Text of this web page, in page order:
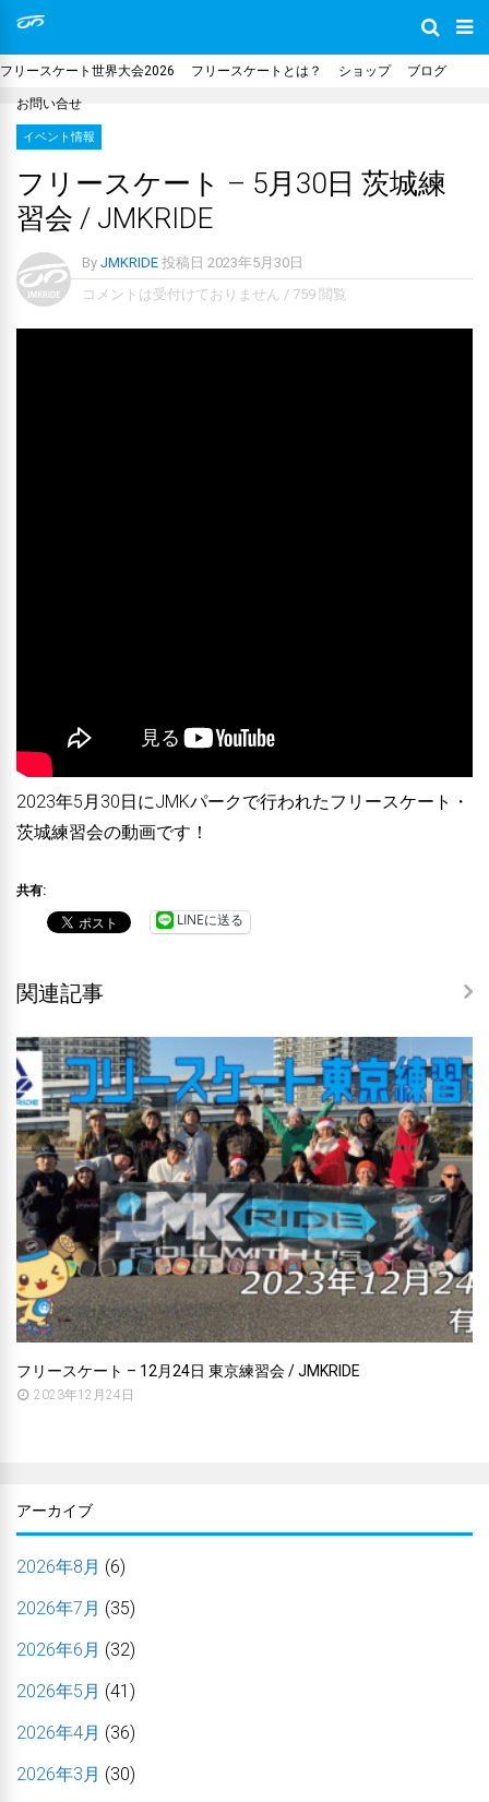
フリースケート世界大会2026 フリースケートとは？ ショップ ブログ
お問い合せ
イベント情報
フリースケート – 5月30日 茨城練
習会 / JMKRIDE
By JMKRIDE 投稿日 2023年5月30日
コメントは受付けておりません / 759 閲覧
2023年5月30日にJMKパークで行われたフリースケート・
茨城練習会の動画です！
共有:
LINEに送る
関連記事
フリースケート – 12月24日 東京練習会 / JMKRIDE
2023年12月24日
アーカイブ
2026年8月 (6)
2026年7月 (35)
2026年6月 (32)
2026年5月 (41)
2026年4月 (36)
2026年3月 (30)